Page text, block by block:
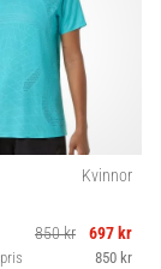
Kvinnor
850 kr
697 kr
850 kr